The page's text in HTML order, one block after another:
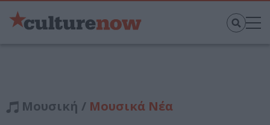
Μουσική / Μουσικά Νέα